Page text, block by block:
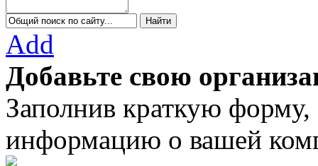
Add
Добавьте свою
Заполнив краткую
информацию о вашей